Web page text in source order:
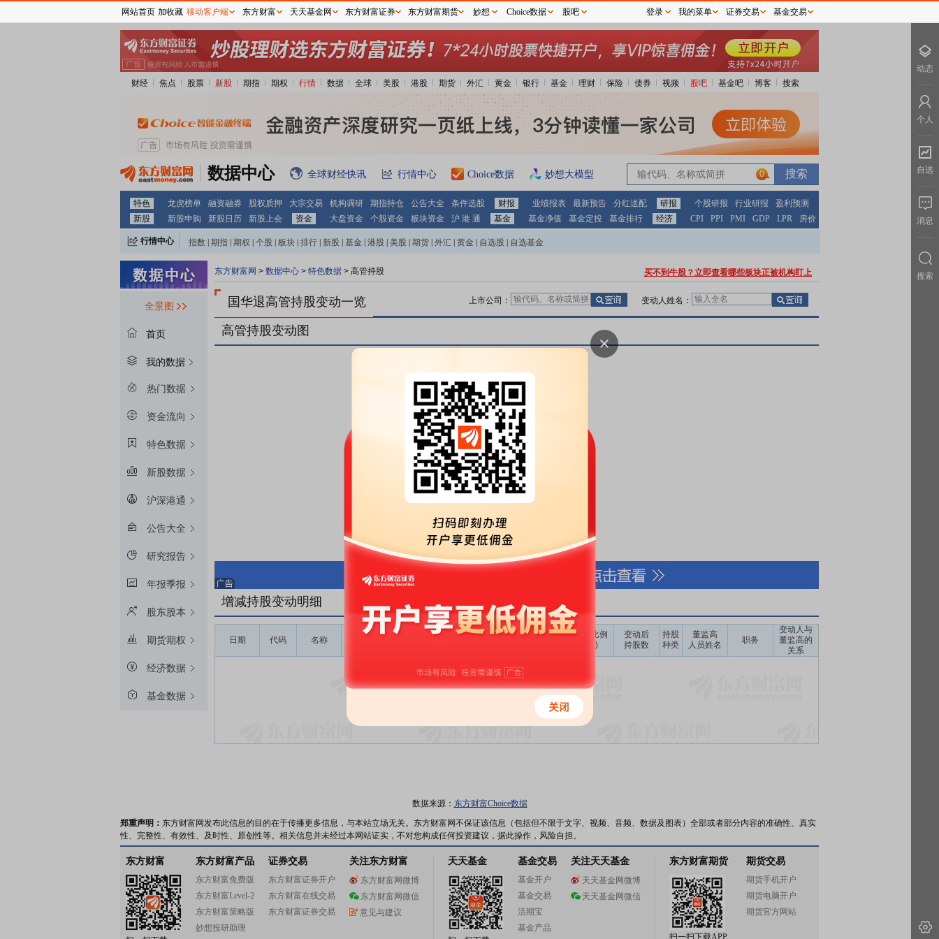
财经 焦点 股票 新股 期指 期权 行情 数据 全球 美股 港股 期货 外汇 黄金 银行 基金 理财 保险 债券 视频 股吧 基金吧 博客 搜索
数据中心 全球财经快讯 行情中心 Choice数据 妙想大模型 0
特色 龙虎榜单 融资融券 股权质押 大宗交易 机构调研 期指持仓 公告大全 条件选股 财报 业绩报表 最新预告 分红送配 研报 个股研报 行业研报
盈利预测
新股
新股申购 新股日历 新股上会 资金 大盘资金 个股资金 板块资金 沪 港 通 基金 基金净值 基金定投 基金排行 经济 CPI PPI PMI GDP LPR 房价
行情中心 指数 期指 期权 个股 板块 排行 新股 基金 港股 美股 期货 外汇 黄金 自选股 自选基金
全景图
首页
我的数据
热门数据
资金流向
特色数据
新股数据
沪深港通
公告大全
研究报告
年报季报
股东股本
期货期权
经济数据
基金数据
东方财富网 > 数据中心 > 特色数据 > 高管持股 买不到牛股？立即查看哪些板块正被机构盯上
国华退高管持股变动一览 变动人姓名：
上市公司：
高管持股变动图
按股份金额(万元) 按股份数量(万股)
增减持股变动明细
日期 代码 名称
成交
变动金额
变动比例
(‰)
变动后
持股数
持股
种类
董监高
人员姓名
职务
变动人与
董监高的
关系
数据来源： 东方财富Choice数据
郑重声明： 东方财富网发布此信息的目的在于传播更多信息，与本站立场无关。东方财富网不保证该信息（包括但不限于文字、视频、音频、数据及图表）全部或者部分内容的准确性、真实
性、完整性、有效性、及时性、原创性等。相关信息并未经过本网站证实，不对您构成任何投资建议，据此操作，风险自担。
东方财富 东方财富产品
东方财富免费版
东方财富Level-2
东方财富策略版
妙想投研助理
证券交易
东方财富证券开户
东方财富在线交易
东方财富证券交易
关注东方财富
东方财富网微博
东方财富网微信
意见与建议
天天基金 基金交易
基金开户
基金交易
活期宝
基金产品
关注天天基金
天天基金网微博
天天基金网微信
东方财富期货
扫一扫下载APP
期货交易
期货手机开户
期货电脑开户
期货官方网站
网站首页 加收藏 移动客户端 东方财富 天天基金网 东方财富证券 东方财富期货 妙想 Choice数据 股吧 登录 我的菜单 证券交易 基金交易
动态
个人
自选
消息
搜索